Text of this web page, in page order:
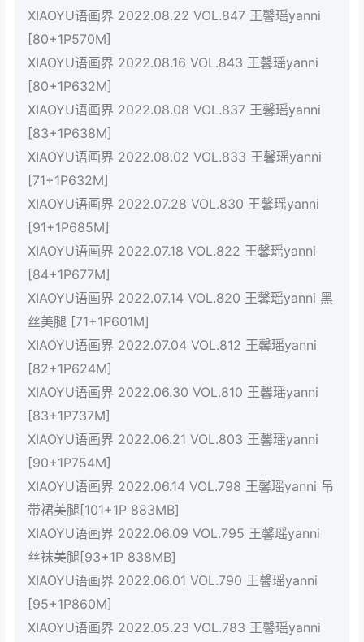
XIAOYU语画界 2022.08.22 VOL.847 王馨瑶yanni
[80+1P570M]
XIAOYU语画界 2022.08.16 VOL.843 王馨瑶yanni
[80+1P632M]
XIAOYU语画界 2022.08.08 VOL.837 王馨瑶yanni
[83+1P638M]
XIAOYU语画界 2022.08.02 VOL.833 王馨瑶yanni
[71+1P632M]
XIAOYU语画界 2022.07.28 VOL.830 王馨瑶yanni
[91+1P685M]
XIAOYU语画界 2022.07.18 VOL.822 王馨瑶yanni
[84+1P677M]
XIAOYU语画界 2022.07.14 VOL.820 王馨瑶yanni 黑
丝美腿 [71+1P601M]
XIAOYU语画界 2022.07.04 VOL.812 王馨瑶yanni
[82+1P624M]
XIAOYU语画界 2022.06.30 VOL.810 王馨瑶yanni
[83+1P737M]
XIAOYU语画界 2022.06.21 VOL.803 王馨瑶yanni
[90+1P754M]
XIAOYU语画界 2022.06.14 VOL.798 王馨瑶yanni 吊
带裙美腿[101+1P 883MB]
XIAOYU语画界 2022.06.09 VOL.795 王馨瑶yanni
丝袜美腿[93+1P 838MB]
XIAOYU语画界 2022.06.01 VOL.790 王馨瑶yanni
[95+1P860M]
XIAOYU语画界 2022.05.23 VOL.783 王馨瑶yanni